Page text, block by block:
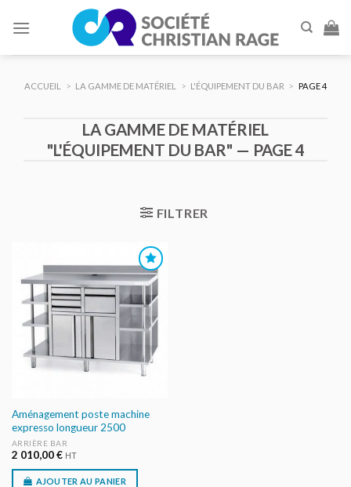
ACCUEIL > LA GAMME DE MATÉRIEL > L'ÉQUIPEMENT DU BAR > PAGE 4
LA GAMME DE MATÉRIEL
"L'ÉQUIPEMENT DU BAR" — PAGE 4
FILTRER
AJOUTER
AU DEVIS
Aménagement poste machine
expresso longueur 2500
ARRIÈRE BAR
2 010,00€ HT
AJOUTER AU PANIER